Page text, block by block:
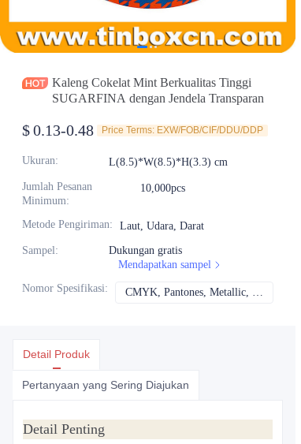
Kaleng Cokelat Mint Berkualitas Tinggi
SUGARFINA dengan Jendela Transparan
$0.13-0.48 Price Terms: EXW/FOB/CIF/DDU/DDP
Ukuran: L(8.5)*W(8.5)*H(3.3) cm
Jumlah Pesanan
Minimum:
10,000pcs
Metode Pengiriman: Laut, Udara, Darat
Sampel:
Dukungan gratis
Mendapatkan sampel
Nomor Spesifikasi: CMYK, Pantones, Metallic, Warna spot dll
Detail Produk
Pertanyaan yang Sering Diajukan
Detail Penting
Berita